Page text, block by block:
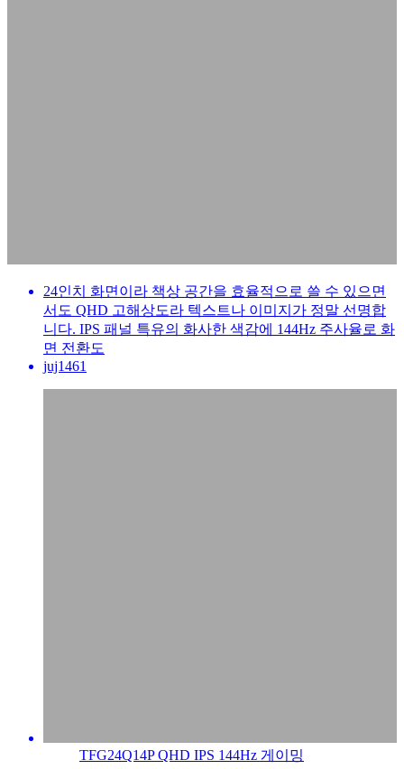
24인치 화면이라 책상 공간을 효율적으로 쓸 수 있으면
서도 QHD 고해상도라 텍스트나 이미지가 정말 선명합
니다. IPS 패널 특유의 화사한 색감에 144Hz 주사율로 화
면 전환도
juj1461
TFG24Q14P QHD IPS 144Hz 게이밍